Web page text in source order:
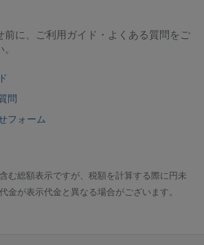
前に、ご利用ガイド・よくある質問をご
問
フォーム
む総額表示ですが、税額を計算する際に円未
金が表示代金と異なる場合がございます。